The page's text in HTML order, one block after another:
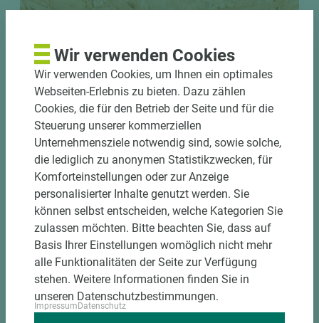
Wir verwenden Cookies
Wir verwenden Cookies, um Ihnen ein optimales
Webseiten-Erlebnis zu bieten. Dazu zählen
Cookies, die für den Betrieb der Seite und für die
Steuerung unserer kommerziellen
Unternehmensziele notwendig sind, sowie solche,
die lediglich zu anonymen Statistikzwecken, für
Komforteinstellungen oder zur Anzeige
personalisierter Inhalte genutzt werden. Sie
können selbst entscheiden, welche Kategorien Sie
zulassen möchten. Bitte beachten Sie, dass auf
Basis Ihrer Einstellungen womöglich nicht mehr
alle Funktionalitäten der Seite zur Verfügung
stehen. Weitere Informationen finden Sie in
unseren Datenschutzbestimmungen.
ImpressumDatenschutz